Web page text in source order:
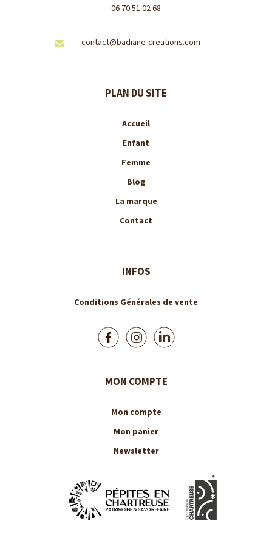
06 70 51 02 68
contact@badiane-creations.com
PLAN DU SITE
Accueil
Enfant
Femme
Blog
La marque
Contact
INFOS
Conditions Générales de vente
MON COMPTE
Mon compte
Mon panier
Newsletter